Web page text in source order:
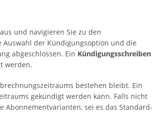
und navigieren Sie zu den
Auswahl der Kündigungsoption und die
abgeschlossen. Ein Kündigungsschreiben
werden.
bestehen bleibt. Ein
gekündigt werden kann. Falls nicht
sei es das Standard-